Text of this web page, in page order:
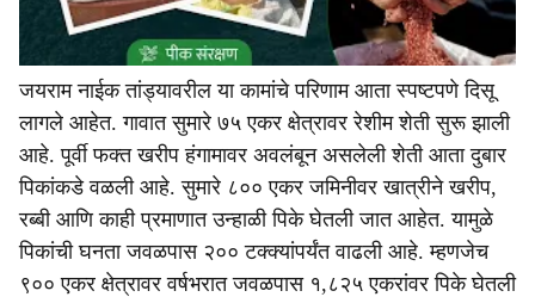
जयराम नाईक तांड्यावरील या कामांचे परिणाम आता स्पष्टपणे दिसू
लागले आहेत. गावात सुमारे ७५ एकर क्षेत्रावर रेशीम शेती सुरू झाली
आहे. पूर्वी फक्त खरीप हंगामावर अवलंबून असलेली शेती आता दुबार
पिकांकडे वळली आहे. सुमारे ८०० एकर जमिनीवर खात्रीने खरीप,
रब्बी आणि काही प्रमाणात उन्हाळी पिके घेतली जात आहेत. यामुळे
पिकांची घनता जवळपास २०० टक्क्यांपर्यंत वाढली आहे. म्हणजेच
९०० एकर क्षेत्रावर वर्षभरात जवळपास १,८२५ एकरांवर पिके घेतली